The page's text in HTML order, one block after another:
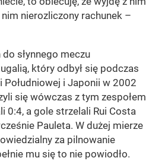
nierozliczony rachunek –
słynnego meczu
który odbył się podczas
i Japonii w 2002
się wówczas z tym zespołem
0:4, a gole strzelali Rui Costa
Pauleta. W dużej mierze
za pilnowanie
mu się to nie powiodło.